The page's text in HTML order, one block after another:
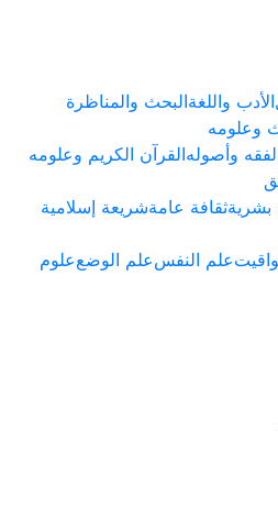
الأدب واللغةالبحث والمناظرة
وعلومه
وأصولهالقرآن الكريم وعلومه
بشريةثقافة عامةشريعة إسلامية
علم النفسعلم الوضععلوم